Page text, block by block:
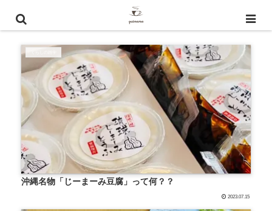
ふるさと納税
沖縄名物「じーまーみ豆腐」って何？？
2023.07.15